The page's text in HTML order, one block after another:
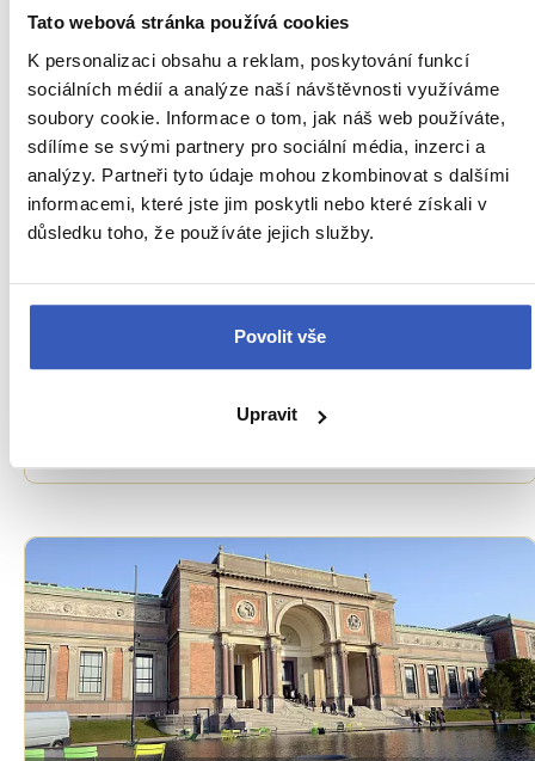
Tato webová stránka používá cookies
K personalizaci obsahu a reklam, poskytování funkcí
sociálních médií a analýze naší návštěvnosti využíváme
soubory cookie. Informace o tom, jak náš web používáte,
sdílíme se svými partnery pro sociální média, inzerci a
analýzy. Partneři tyto údaje mohou zkombinovat s dalšími
informacemi, které jste jim poskytli nebo které získali v
důsledku toho, že používáte jejich služby.
Povolit vše
Upravit
Oblíbená místa
Botanická zahrada v Kodani: barevná a